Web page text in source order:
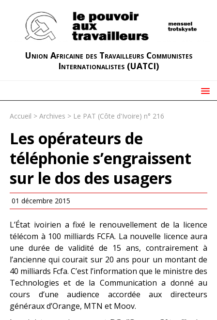
Union Africaine des Travailleurs Communistes
Internationalistes (UATCI)
Accueil > Archives > Le PAT (Côte d'Ivoire) n° 216
Les opérateurs de
téléphonie s’engraissent
sur le dos des usagers
01 décembre 2015
L’État ivoirien a fixé le renouvellement de la licence
télécom à 100 milliards FCFA. La nouvelle licence aura
une durée de validité de 15 ans, contrairement à
l’ancienne qui courait sur 20 ans pour un montant de
40 milliards Fcfa. C’est l’information que le ministre des
Technologies et de la Communication a donné au
cours d’une audience accordée aux directeurs
généraux d’Orange, MTN et Moov.